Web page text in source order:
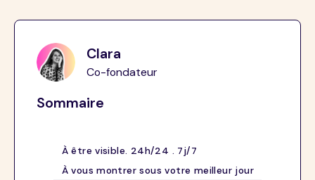
Clara
Co-fondateur
Sommaire
À être visible. 24h/24 . 7j/7
À vous montrer sous votre meilleur jour